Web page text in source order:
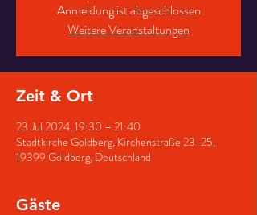
Anmeldung ist abgeschlossen
Weitere Veranstaltungen
Zeit & Ort
23 Jul 2024, 19:30 – 21:40
Stadtkirche Goldberg, Kirchenstraße 23-25,
19399 Goldberg, Deutschland
Gäste